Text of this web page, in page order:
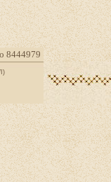
8444979